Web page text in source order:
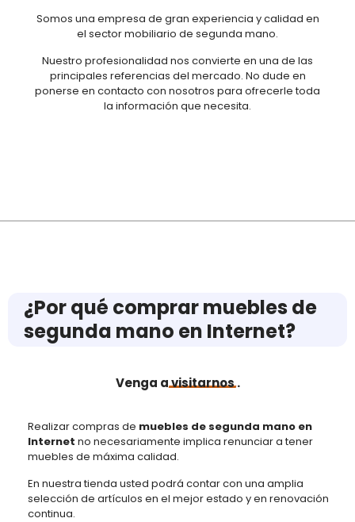
Somos una empresa de gran experiencia y calidad en
el sector mobiliario de segunda mano.
Nuestro profesionalidad nos convierte en una de las
principales referencias del mercado. No dude en
ponerse en contacto con nosotros para ofrecerle toda
la información que necesita.
¿Por qué comprar muebles de
segunda mano en Internet?
Venga avisitarnos.
Realizar compras de muebles de segunda mano en
Internet no necesariamente implica renunciar a tener
muebles de máxima calidad.
En nuestra tienda usted podrá contar con una amplia
selección de artículos en el mejor estado y en renovación
continua.